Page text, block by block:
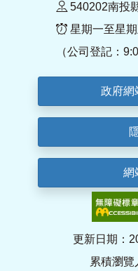
540202南投
星期一至星
（公司登記：
政府網
網
更新日期：
累積瀏